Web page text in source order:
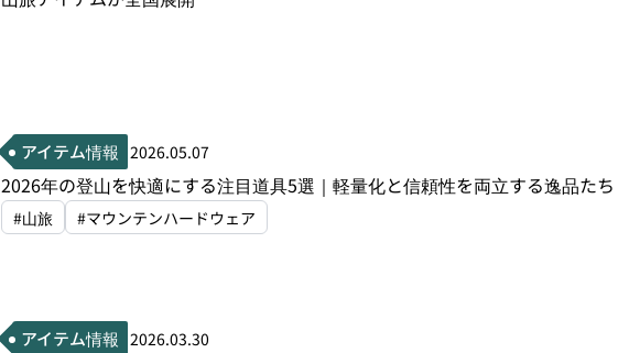
アイテム情報 2026.05.07
2026年の登山を快適にする注目道具5選｜軽量化と信頼性を両立する逸品たち
#山旅 #マウンテンハードウェア
アイテム情報 2026.03.30